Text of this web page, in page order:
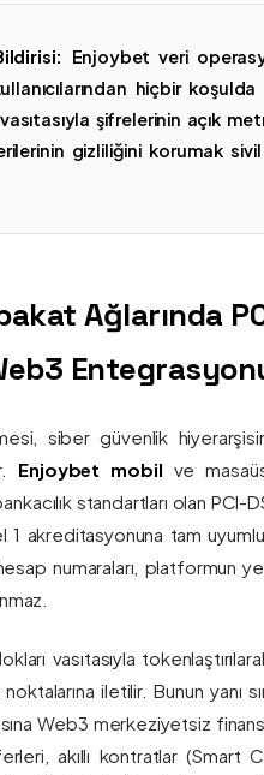
Enjoybet veri
hiçbir
şifrelerinin açık
gizliliğini korumak
Ağlarında
siber güvenlik
Enjoybet mobil ve
standartları olan PCI-
akreditasyonuna tam
numaraları, platformun
vasıtasıyla
iletilir. Bunun yanı
Web3 merkeziyetsiz
akıllı kontratlar (Smart